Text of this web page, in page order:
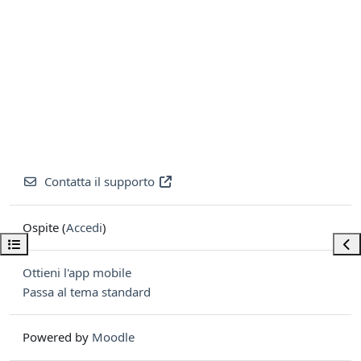
Apri indice del corso
Contatta il supporto
Ospite (Accedi)
Ottieni l'app mobile
Passa al tema standard
Powered by Moodle